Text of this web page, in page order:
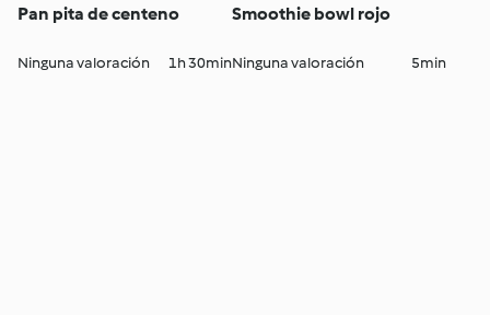
Pan pita de centeno
Ninguna valoración 1h 30min
Smoothie bowl rojo
Ninguna valoración 5min